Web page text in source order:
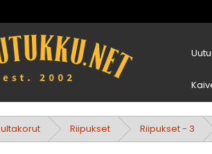
Riipukset Riipukset - 3